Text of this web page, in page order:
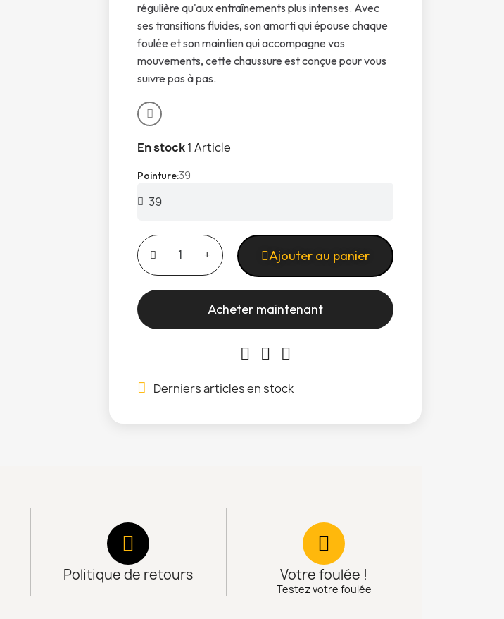
régulière qu'aux entraînements plus intenses. Avec
ses transitions fluides, son amorti qui épouse chaque
foulée et son maintien qui accompagne vos
mouvements, cette chaussure est conçue pour vous
suivre pas à pas.
En stock1 Article
Pointure 39
Ajouter au panier
Acheter maintenant
Derniers articles en stock
Politique de retours Votre foulée !
Testez votre foulée